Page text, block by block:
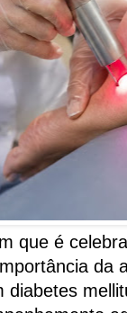
que é
da
diabetes